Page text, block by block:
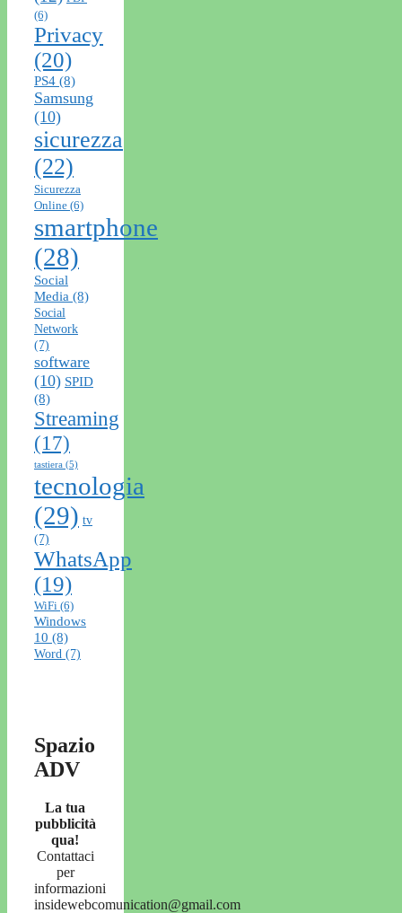
(6)
Privacy
(20)
PS4 (8)
Samsung
(10)
sicurezza
(22)
Sicurezza
Online (6)
smartphone
(28)
Social
Media (8)
Social
Network
(7)
software
(10) SPID
(8)
Streaming
(17)
tastiera (5)
tecnologia
(29) tv
(7)
WhatsApp
(19)
WiFi (6)
Windows
10 (8)
Word (7)
Spazio
ADV
La tua
pubblicità
qua!
Contattaci
per
informazioni
insidewebcomunication@gmail.com